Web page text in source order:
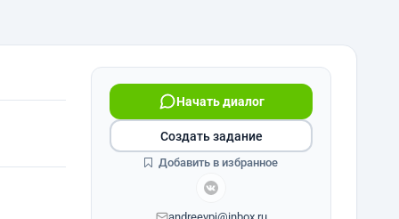
Начать диалог
Создать задание
Добавить в избранное